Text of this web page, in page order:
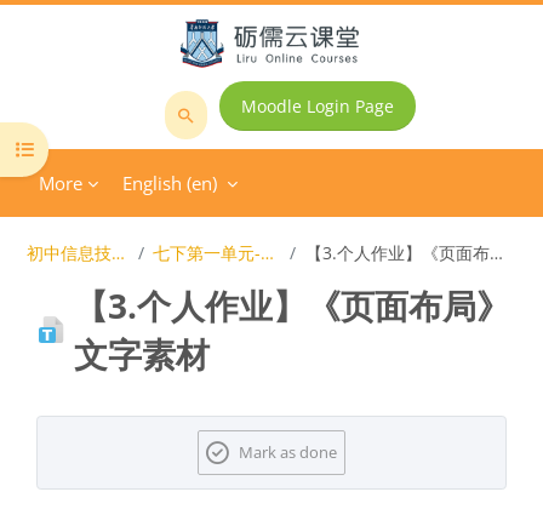
Search
Moodle Login Page
More English ‎(en)‎
Open course index
初中信息技术课程 七下第一单元-图文排版 【3.个人作业】《页面布局》文字素材
【3.个人作业】《页面布局》
文字素材
Completion requirements
Mark as done